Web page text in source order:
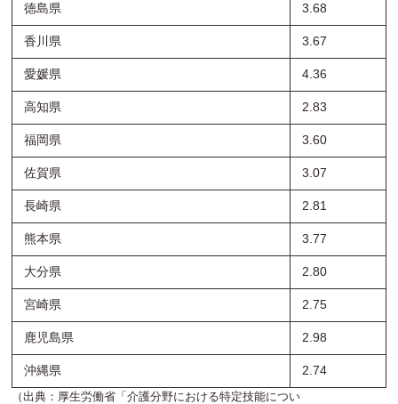
徳島県 3.68
香川県 3.67
愛媛県 4.36
高知県 2.83
福岡県 3.60
佐賀県 3.07
長崎県 2.81
熊本県 3.77
大分県 2.80
宮崎県 2.75
鹿児島県 2.98
沖縄県
2.74
（出典：厚生労働省「介護分野における特定技能につい